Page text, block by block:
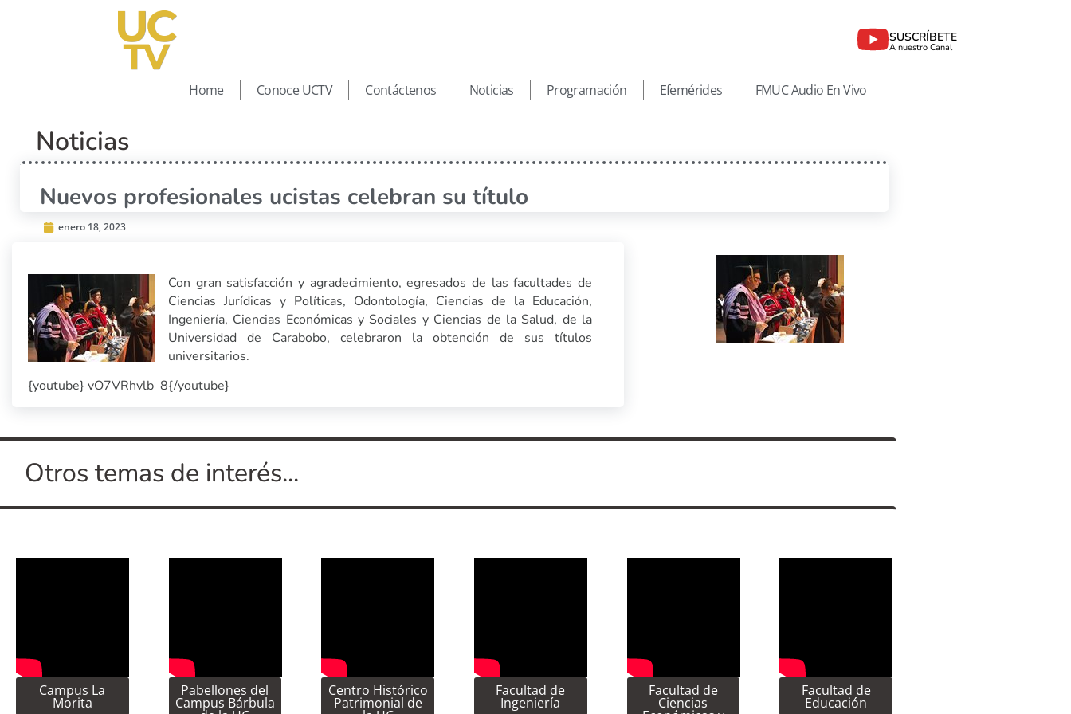
SUSCRÍBETE
A nuestro Canal
Home Conoce UCTV Contáctenos Noticias Programación Efemérides FMUC Audio En Vivo
Noticias
Nuevos profesionales ucistas celebran su título
enero 18, 2023
Con gran satisfacción y agradecimiento, egresados de las facultades de
Ciencias Jurídicas y Políticas, Odontología, Ciencias de la Educación,
Ingeniería, Ciencias Económicas y Sociales y Ciencias de la Salud, de la
Universidad de Carabobo, celebraron la obtención de sus títulos
universitarios.
{youtube} vO7VRhvlb_8{/youtube}
Otros temas de interés...
Campus La
Morita
Pabellones del
Campus Bárbula
Centro Histórico
Patrimonial de
Facultad de
Ingeniería
Facultad de
Ciencias
Facultad de
Educación